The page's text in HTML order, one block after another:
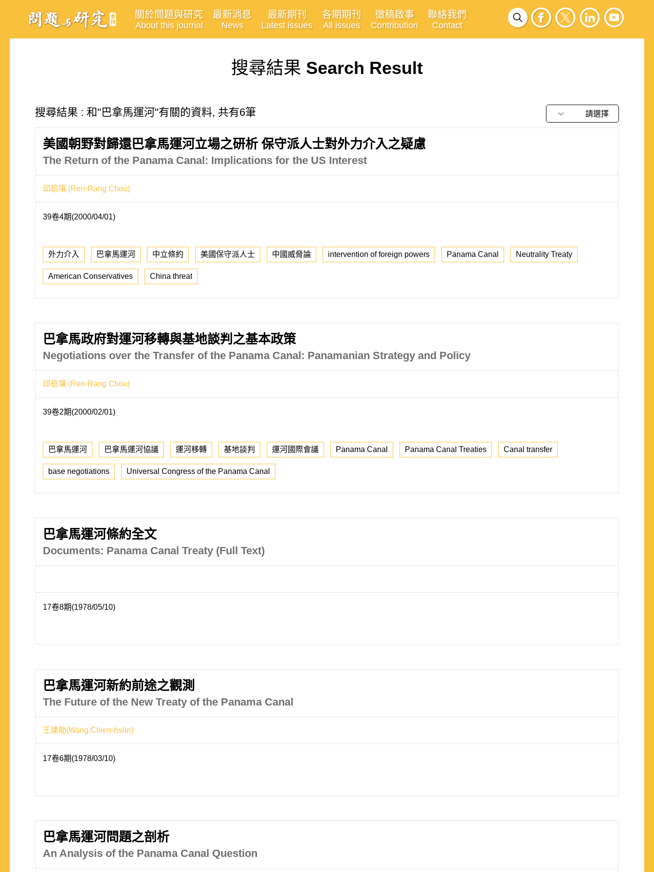
關於問題與研究
About this journal
最新消息
News
最新期刊
Latest issues
各期期刊
All issues
徵稿啟事
Contribution
聯絡我們
Contact
搜尋結果 Search Result
搜尋結果 : 和"巴拿馬運河"有關的資料, 共有6筆 請選擇
美國朝野對歸還巴拿馬運河立場之研析 保守派人士對外力介入之疑慮
The Return of the Panama Canal: Implications for the US Interest
邱稔壤 (Ren-Rang Chou)
39卷4期(2000/04/01)
外力介入 巴拿馬運河 中立條約 美國保守派人士 中國威脅論 intervention of foreign powers Panama Canal Neutrality Treaty
American Conservatives China threat
巴拿馬政府對運河移轉與基地談判之基本政策
Negotiations over the Transfer of the Panama Canal: Panamanian Strategy and Policy
邱稔壤 (Ren-Rang Chou)
39卷2期(2000/02/01)
巴拿馬運河 巴拿馬運河協議 運河移轉 基地談判 運河國際會議 Panama Canal Panama Canal Treaties Canal transfer
base negotiations Universal Congress of the Panama Canal
巴拿馬運河條約全文
Documents: Panama Canal Treaty (Full Text)
17卷8期(1978/05/10)
巴拿馬運河新約前途之觀測
The Future of the New Treaty of the Panama Canal
王建勛(Wang Chien-hsün)
17卷6期(1978/03/10)
巴拿馬運河問題之剖析
An Analysis of the Panama Canal Question